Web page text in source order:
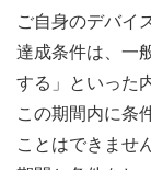
ご自身のデバイ
達成条件は、一
する」といった
この期間内に条
ことはできませ